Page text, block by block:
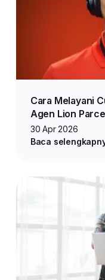
Cara Melayani
Agen Lion
30 Apr 2026
Baca